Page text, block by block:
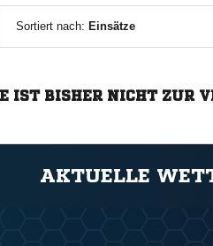
Sortiert nach: Einsätze
IST BISHER NICHT ZUR
AKTUELLE